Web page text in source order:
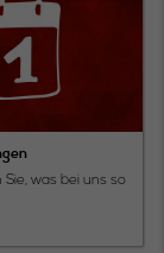
was bei uns so